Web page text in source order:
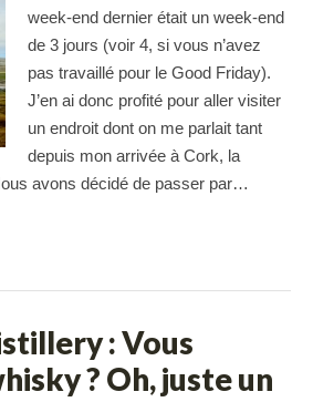
week-end dernier était un week-end
de 3 jours (voir 4, si vous n’avez
pas travaillé pour le Good Friday).
J’en ai donc profité pour aller visiter
un endroit dont on me parlait tant
depuis mon arrivée à Cork, la
avons décidé de passer par…
: Vous
? Oh, juste un